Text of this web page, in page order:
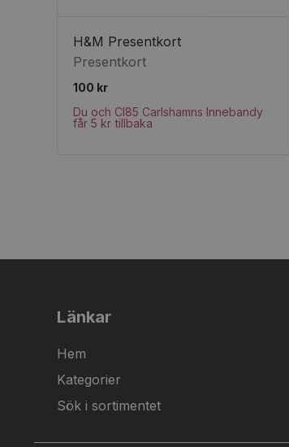
H&M Presentkort
Presentkort
100 kr
Du och CI85 Carlshamns Innebandy
får 5 kr tillbaka
Länkar
Hem
Kategorier
Sök i sortimentet